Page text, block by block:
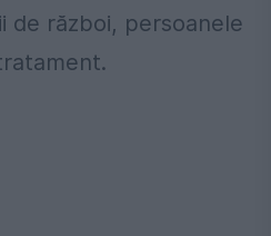
de război, persoanele